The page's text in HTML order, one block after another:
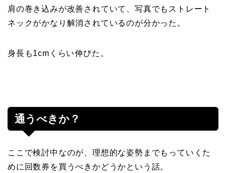
肩の巻き込みが改善されていて、写真でもストレート
ネックがかなり解消されているのが分かった。
身長も1cmくらい伸びた。
通うべきか？
ここで検討中なのが、理想的な姿勢までもっていくた
めに回数券を買うべきかどうかという話。